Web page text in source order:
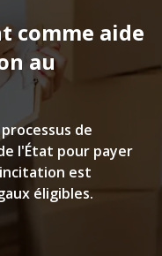
comme aide
au
de
l'État pour payer
est
éligibles.